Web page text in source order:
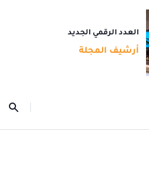
العدد الرقمي الجديد
أرشيف المجلة